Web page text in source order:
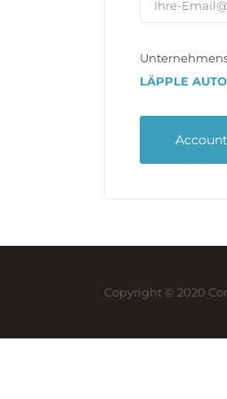
LÄPPLE
Copyright © 2020